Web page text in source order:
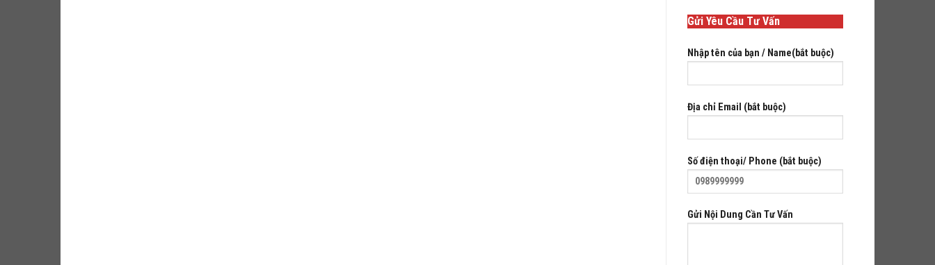
Gửi Yêu Cầu Tư Vấn
Nhập tên của bạn / Name(bắt buộc)
Địa chỉ Email (bắt buộc)
Số điện thoại/ Phone (bắt buộc)
Gửi Nội Dung Cần Tư Vấn